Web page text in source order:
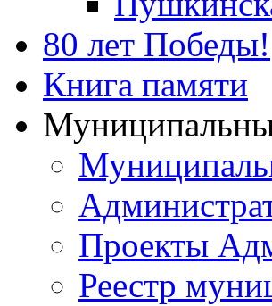
80 лет Победы!
Книга памяти
Проекты
Реестр